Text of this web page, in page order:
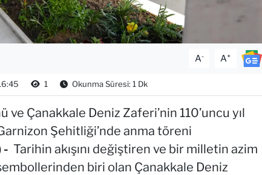
A- A+
1 Okunma Süresi: 1 Dk
Çanakkale Deniz Zaferi’nin 110’uncu yıl
Şehitliği’nde anma töreni
- Tarihin akışını değiştiren ve bir milletin azim
biri olan Çanakkale Deniz